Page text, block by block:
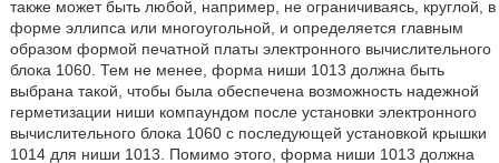
также может быть любой, например, не ограничиваясь, круглой, в
форме эллипса или многоугольной, и определяется главным
образом формой печатной платы электронного вычислительного
блока 1060. Тем не менее, форма ниши 1013 должна быть
выбрана такой, чтобы была обеспечена возможность надежной
герметизации ниши компаундом после установки электронного
вычислительного блока 1060 с последующей установкой крышки
1014 для ниши 1013. Помимо этого, форма ниши 1013 должна